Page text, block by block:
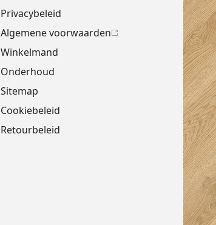
Privacybeleid
Algemene voorwaarden
Winkelmand
Onderhoud
Sitemap
Cookiebeleid
Retourbeleid